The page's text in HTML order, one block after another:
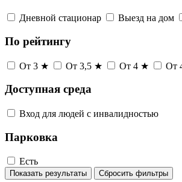
Дневной стационар Выезд на дом
По рейтингу
От 3 ★ От 3,5 ★ От 4 ★ От
Доступная среда
Вход для людей с инвалидностью
Парковка
Есть
Показать результаты Сбросить фильтры